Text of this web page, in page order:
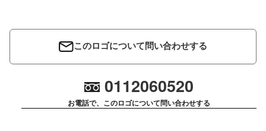
このロゴについて問い合わせする
0112060520
お電話で、このロゴについて問い合わせする